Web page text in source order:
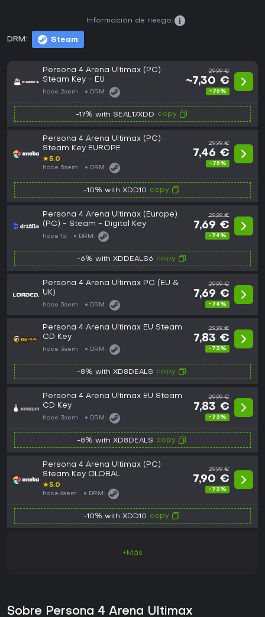
DRM: Steam
Información de riesgo:
Persona 4 Arena Ultimax (PC)
Steam Key - EU
hace 2sem DRM:
29,99 €
~7,30 €
-75%
-17% with SEAL17XDD copy
Persona 4 Arena Ultimax (PC)
Steam Key EUROPE
★5.0
hace 5sem DRM:
29,99 €
7,46 €
-75%
-10% with XDD10 copy
Persona 4 Arena Ultimax (Europe)
(PC) - Steam - Digital Key
hace 1d DRM:
29,99 €
7,69 €
-74%
-6% with XDDEALS6 copy
Persona 4 Arena Ultimax PC (EU &
UK)
hace 3sem DRM:
29,99 €
7,69 €
-74%
Persona 4 Arena Ultimax EU Steam
CD Key
hace 3sem DRM:
29,99 €
7,83 €
-73%
-8% with XD8DEALS copy
Persona 4 Arena Ultimax EU Steam
CD Key
hace 3sem DRM:
29,99 €
7,83 €
-73%
-8% with XD8DEALS copy
Persona 4 Arena Ultimax (PC)
Steam Key GLOBAL
★5.0
hace 6sem DRM:
29,99 €
7,90 €
-73%
-10% with XDD10 copy
+Más
Sobre Persona 4 Arena Ultimax